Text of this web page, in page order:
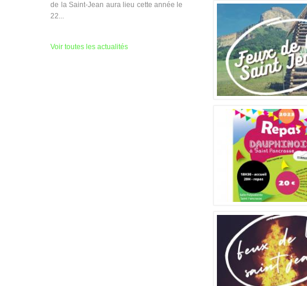
de la Saint-Jean aura lieu cette année le
22...
Voir toutes les actualités